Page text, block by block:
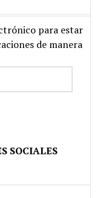
para estar
de manera
SOCIALES